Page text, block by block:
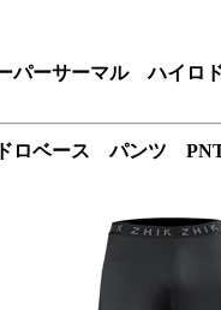
パーサーマル ハイ
ロベース パンツ